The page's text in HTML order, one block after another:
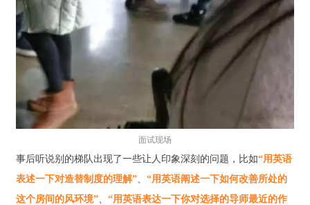
面试现场
事后听说别的梯队出现了一些让人印象深刻的问题，比如“用英语
表述一下对造替制度的理解”
“用英语阐述一下如何改善所处的
这个房间的风环境”
“用英语表达一下你对选择的导师最近的作